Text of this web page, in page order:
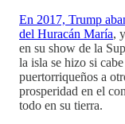
En 2017, Trump
del Huracán María,
en su show de la
la isla se hizo si
puertorriqueños a
prosperidad en el
todo en su tierra.